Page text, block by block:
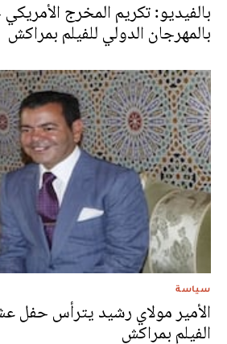
بالفيديو: تكريم المخرج
بالمهرجان الدولي للفيلم بمراكش
سياسة
الأمير مولاي رشيد يترأس حفل
الفيلم بمراكش